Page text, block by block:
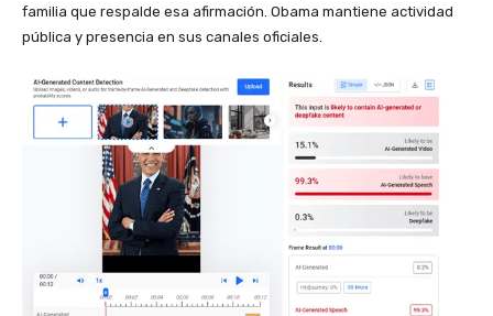
familia que respalde esa afirmación. Obama mantiene actividad
pública y presencia en sus canales oficiales.